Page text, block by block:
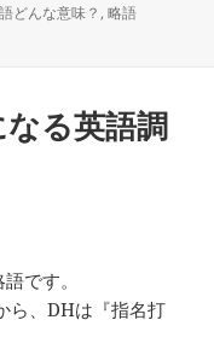
どんな意味？ ,略語
なる英語調
です。
ら、DHは『指名打